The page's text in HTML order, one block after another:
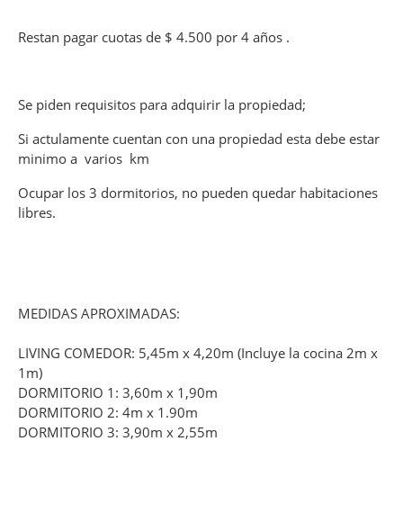
Restan pagar cuotas de $ 4.500 por 4 años .
Se piden requisitos para adquirir la propiedad;
Si actulamente cuentan con una propiedad esta debe estar
minimo a varios km
Ocupar los 3 dormitorios, no pueden quedar habitaciones
libres.
MEDIDAS APROXIMADAS:
LIVING COMEDOR: 5,45m x 4,20m (Incluye la cocina 2m x
1m)
DORMITORIO 1: 3,60m x 1,90m
DORMITORIO 2: 4m x 1.90m
DORMITORIO 3: 3,90m x 2,55m